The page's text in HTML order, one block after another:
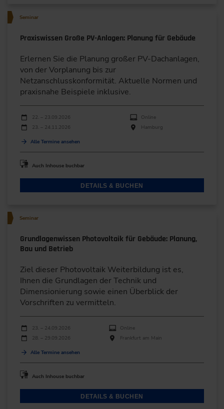
Seminar
Praxiswissen Große PV-Anlagen: Planung für Gebäude
Erlernen Sie die Planung großer PV-Dachanlagen,
von der Vorplanung bis zur
Netzanschlusskonformität. Aktuelle Normen und
praxisnahe Beispiele inklusive.
Durchführungen
Veranstaltungsdatum
22. – 23.09.2026
Online
23. – 24.11.2026
Hamburg
Alle Termine ansehen
Auch Inhouse buchbar
DETAILS & BUCHEN
Seminar
Grundlagenwissen Photovoltaik für Gebäude: Planung,
Bau und Betrieb
Ziel dieser Photovoltaik Weiterbildung ist es,
Ihnen die Grundlagen der Technik und
Dimensionierung sowie einen Überblick der
Vorschriften zu vermitteln.
Durchführungen
Veranstaltungsdatum Veranstaltungsort
23. – 24.09.2026
Online
28. – 29.09.2026
Frankfurt am Main
Alle Termine ansehen
Auch Inhouse buchbar
DETAILS & BUCHEN